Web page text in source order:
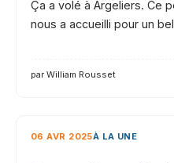
Ça a volé à Argeliers. Ce
nous a accueilli pour un
par William Rousset
06 AVR 2025À LA UNE